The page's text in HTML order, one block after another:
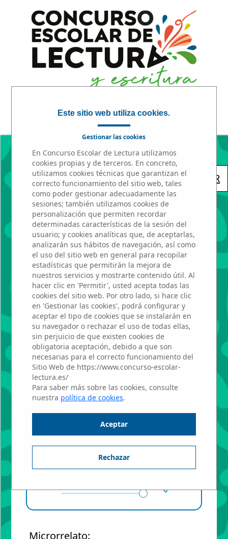
INICIO|PARTICIPA|PREMIOS
« VOLVER
ALKOR
Paula Martín
Martín
Profesor: Soraya
Parralejo Utrilla
2º ESO - Aula: 2º ESO C
ALKOR
100
Microrrelato:
Este sitio web utiliza cookies.
Gestionar las cookies
En Concurso Escolar de Lectura utilizamos
cookies propias y de terceros. En concreto,
utilizamos cookies técnicas que garantizan el
correcto funcionamiento del sitio web, tales
como poder gestionar adecuadamente las
sesiones; también utilizamos cookies de
personalización que permiten recordar
determinadas características de la sesión del
usuario; y cookies analíticas que, de aceptarlas,
analizarán sus hábitos de navegación, así como
el uso del sitio web en general para recopilar
estadísticas que permitirán la mejora de
nuestros servicios y mostrarte contenido útil. Al
hacer clic en 'Permitir', usted acepta todas las
cookies del sitio web. Por otro lado, si hace clic
en 'Gestionar las cookies', podrá configurar y
aceptar el tipo de cookies que se instalarán en
su navegador o rechazar el uso de todas ellas,
sin perjuicio de que existen cookies de
obligatoria aceptación, debido a que son
necesarias para el correcto funcionamiento del
Sitio Web de https://www.concurso-escolar-
lectura.es/
Para saber más sobre las cookies, consulte
nuestra política de cookies.
Aceptar
Rechazar